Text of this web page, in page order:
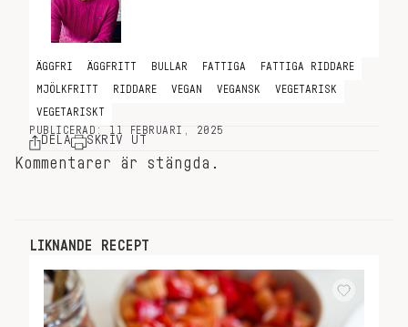
ÄGGFRI ÄGGFRITT BULLAR FATTIGA FATTIGA RIDDARE
MJÖLKFRITT RIDDARE VEGAN VEGANSK VEGETARISK
VEGETARISKT
PUBLICERAD: 11 FEBRUARI, 2025
DELA SKRIV UT
Kommentarer är stängda.
LIKNANDE RECEPT